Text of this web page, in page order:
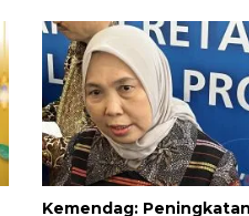
Kemendag: Peningkatan